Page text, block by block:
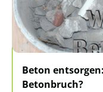
Beton
Betonbruch?